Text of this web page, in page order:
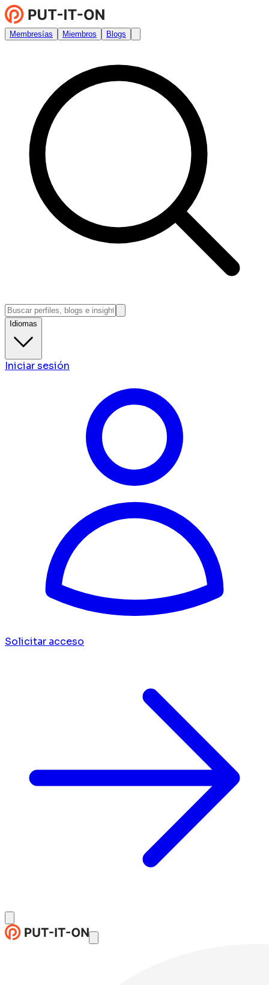
Membresías Miembros Blogs
Idiomas
Iniciar sesión
Solicitar acceso